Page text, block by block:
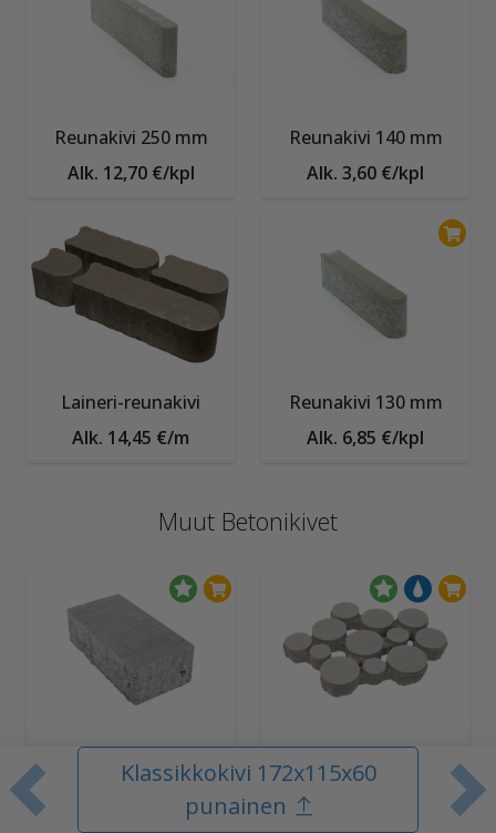
Edellinen tuote
Klassikkokivi 172x115x60
punainen
Reunakivi 250 mm
Alk. 12,70 €/kpl
Reunakivi 140 mm
Alk. 3,60 €/kpl
Laineri-reunakivi
Alk. 14,45 €/m
Reunakivi 130 mm
Alk. 6,85 €/kpl
Muut Betonikivet
Piha Betonitiili
Lumo-Gaala